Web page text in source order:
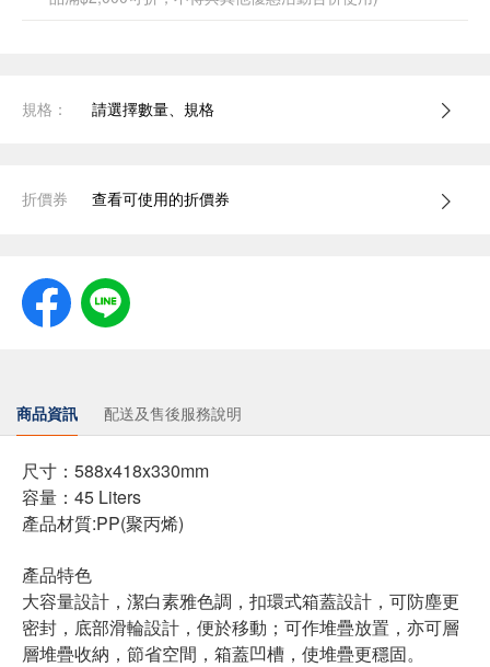
規格： 請選擇數量、規格
折價券 查看可使用的折價券
商品資訊 配送及售後服務說明
尺寸：588x418x330mm
容量：45 Liters
產品材質:PP(聚丙烯)
產品特色
大容量設計，潔白素雅色調，扣環式箱蓋設計，可防塵更
密封，底部滑輪設計，便於移動；可作堆疊放置，亦可層
層堆疊收納，節省空間，箱蓋凹槽，使堆疊更穩固。